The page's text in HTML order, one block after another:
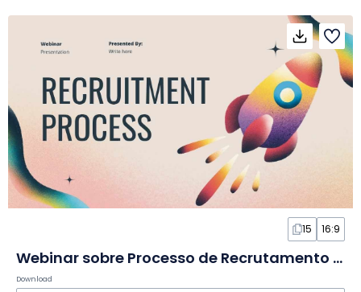
15 16:9
Webinar sobre Processo de Recrutamento em Slides
Download